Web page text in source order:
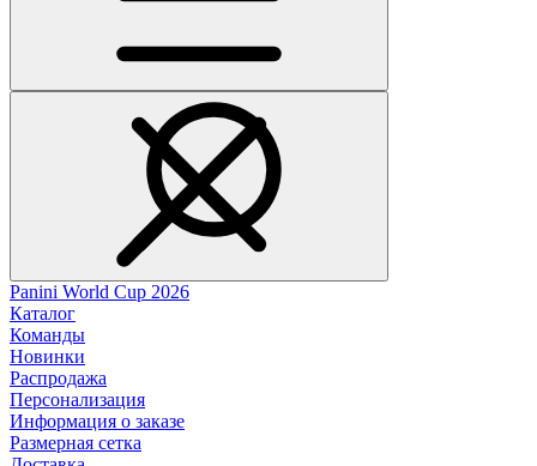
Panini World Cup 2026
Каталог
Команды
Новинки
Распродажа
Персонализация
Информация о заказе
Размерная сетка